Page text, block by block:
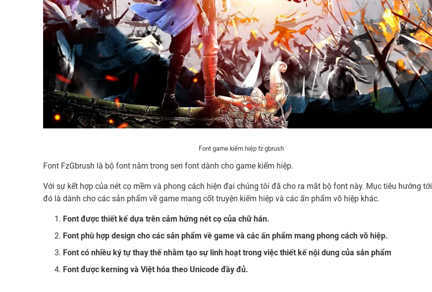
Font game kiếm hiệp fz gbrush
Font FzGbrush là bộ font nằm trong seri font dành cho game kiếm hiệp.
Với sự kết hợp của nét cọ mềm và phong cách hiện đại chúng tôi đã cho ra mắt bộ font này. Mục tiêu hướng tới
đó là dành cho các sản phẩm về game mang cốt truyện kiếm hiệp và các ấn phẩm võ hiệp khác.
Font được thiết kế dựa trên cảm hứng nét cọ của chữ hán.
Font phù hợp design cho các sản phẩm về game và các ấn phẩm mang phong cách võ hiệp.
Font có nhiều ký tự thay thế nhằm tạo sự linh hoạt trong việc thiết kế nội dung của sản phẩm
Font được kerning và Việt hóa theo Unicode đầy đủ.